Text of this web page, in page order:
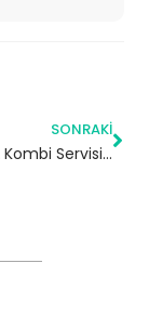
SONRAKI
Merkez E.C.A Kombi Servisi – Şişli Yetkili Servis